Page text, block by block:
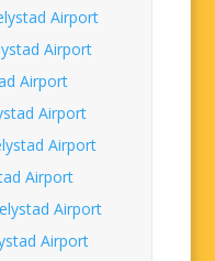
Airport
Airport
Airport
Airport
Airport
Airport
Airport
Airport